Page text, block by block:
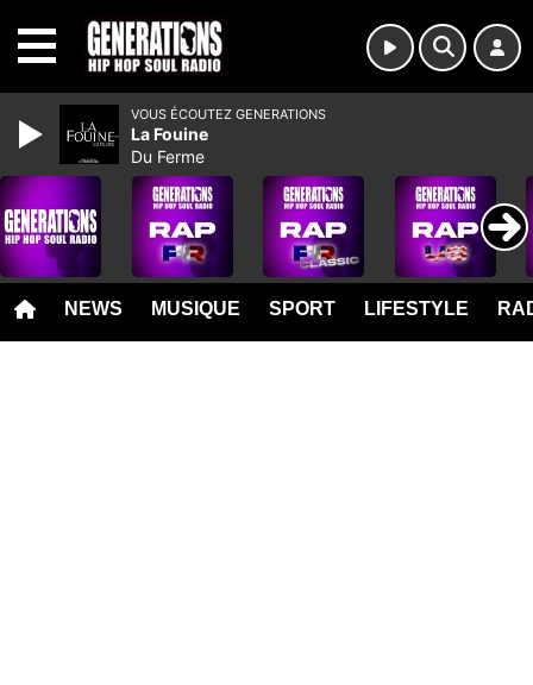
NEWS MUSIQUE SPORT LIFESTYLE
VOUS ÉCOUTEZ GENERATIONS
La Fouine
Du Ferme